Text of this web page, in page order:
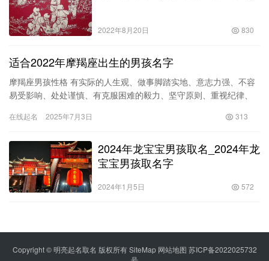
2022年8月20日 830
适合2022年摩羯座出生的男孩名字
摩羯座男孩性格 有实际的人生观、做事脚踏实地、意志力强、不容
易受影响、处处谨慎、有克服困难的毅力、坚守原则、重视纪律、
际、有…
在线起名 2025年7月3日 313
2024年龙宝宝男孩取名_2024年龙
宝宝男孩取名字
2024年1月5日 572
Copyright © 明亮起名取名 版权所有SiteMap 网站地图 苏ICP备2022025732